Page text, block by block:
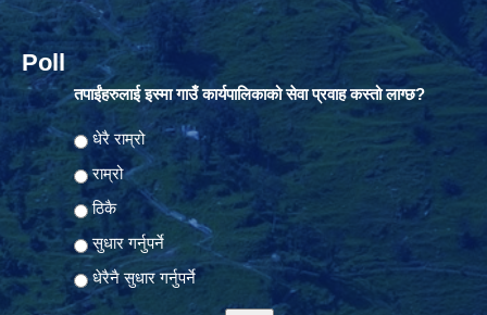
Poll
तपाईंहरुलाई इस्मा गाउँ कार्यपालिकाको सेवा प्रवाह कस्तो लाग्छ?
Choices
धेरै राम्रो
राम्रो
ठिकै
सुधार गर्नुपर्ने
धेरैनै सुधार गर्नुपर्ने